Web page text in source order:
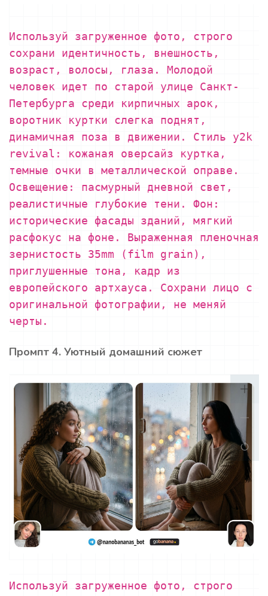
Используй загруженное фото, строго
сохрани идентичность, внешность,
возраст, волосы, глаза. Молодой
человек идет по старой улице Санкт-
Петербурга среди кирпичных арок,
воротник куртки слегка поднят,
динамичная поза в движении. Стиль y2k
revival: кожаная оверсайз куртка,
темные очки в металлической оправе.
Освещение: пасмурный дневной свет,
реалистичные глубокие тени. Фон:
исторические фасады зданий, мягкий
расфокус на фоне. Выраженная пленочная
зернистость 35mm (film grain),
приглушенные тона, кадр из
европейского артхауса. Сохрани лицо с
оригинальной фотографии, не меняй
черты.
Промпт 4. Уютный домашний сюжет
Используй загруженное фото, строго